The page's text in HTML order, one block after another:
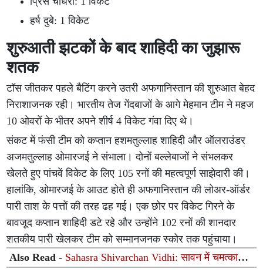
हर्ष दुबे: 1 विकेट
शुरुआती झटकों के बाद शाहिदी का जुझारू
शतक
टॉस जीतकर पहले बैटिंग करने उतरी अफगानिस्तान की शुरुआत बेहद
निराशाजनक रही। भारतीय तेज गेंदबाजों के आगे मेहमान टीम ने महज
10 ओवरों के भीतर अपने शीर्ष 4 विकेट गंवा दिए थे।
संकट में फंसी टीम को कप्तान हशमतुल्लाह शाहिदी और ऑलराउंडर
अजमतुल्लाह ओमारजई ने संभाला। दोनों बल्लेबाजों ने संभलकर
खेलते हुए पांचवें विकेट के लिए 105 रनों की महत्वपूर्ण साझेदारी की।
हालांकि, ओमारजई के आउट होते ही अफगानिस्तान की लोअर-ऑर्डर
पारी ताश के पत्तों की तरह ढह गई। एक छोर पर विकेट गिरने के
बावजूद कप्तान शाहिदी डटे रहे और उन्होंने 102 रनों की शानदार
शतकीय पारी खेलकर टीम को सम्मानजनक स्कोर तक पहुंचाया।
Also Read - Sahasra Shivarchan Vidhi: सावन में चमत्कारी
सहस्र शिवार्चन से प्रसन्न होंगे महादेव, जानें सामग्री, नियम और